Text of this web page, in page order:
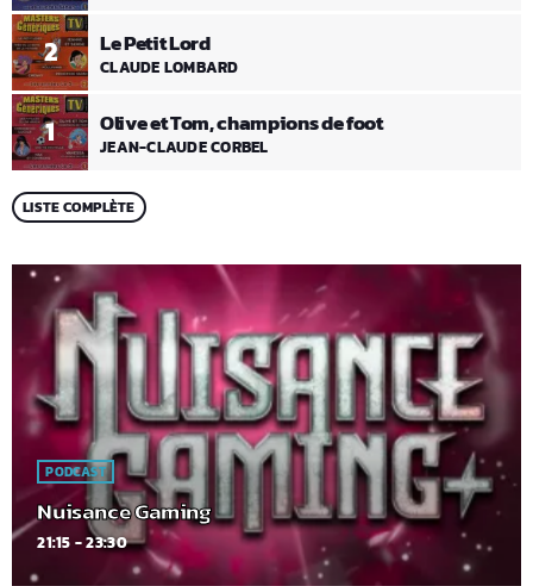
1 Olive et Tom, champions de foot
JEAN-CLAUDE CORBEL
2 Le Petit Lord
CLAUDE LOMBARD
LISTE COMPLÈTE
PODCAST
Nuisance Gaming
21:15 - 23:30